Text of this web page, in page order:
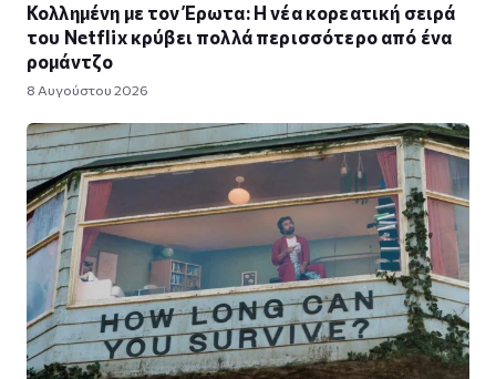
Κολλημένη με τον Έρωτα: Η νέα κορεατική σειρά
του Netflix κρύβει πολλά περισσότερο από ένα
ρομάντζο
8 Αυγούστου 2026